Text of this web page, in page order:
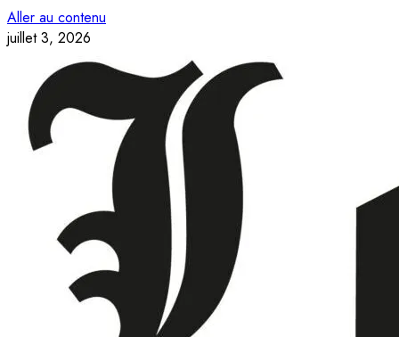
Aller au contenu
juillet 3, 2026